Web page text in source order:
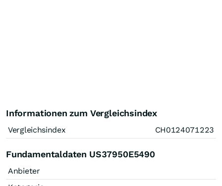
Informationen zum Vergleichsindex
Vergleichsindex CH0124071223
Fundamentaldaten US37950E5490
Anbieter